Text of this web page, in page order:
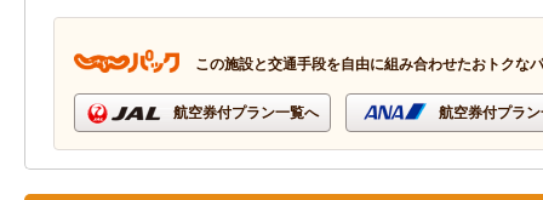
この施設と交通手段を自由に組み合わせたおトクな
航空券付プラン一覧へ 航空券付プラ